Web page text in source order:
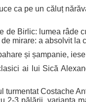
ca pe un căluț
de Birlic: lumea
mirare: a absolvit la
și șampanie,
ai lui Sică
Costache
2-3 pălării, varianta